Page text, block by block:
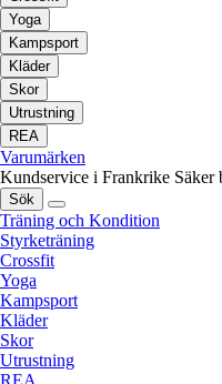
Yoga
Kampsport
Kläder
Skor
Utrustning
REA
Varumärken
Kundservice i Frankrike Säker
Sök
Träning och Kondition
Styrketräning
Crossfit
Yoga
Kampsport
Kläder
Skor
Utrustning